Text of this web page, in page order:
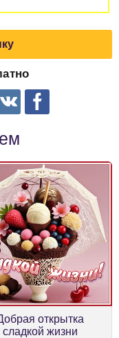
открытка
сладкой жизни